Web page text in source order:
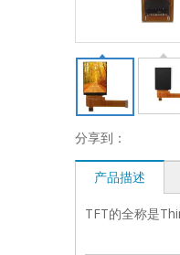
分享到：
产品描述
TFT的全称是